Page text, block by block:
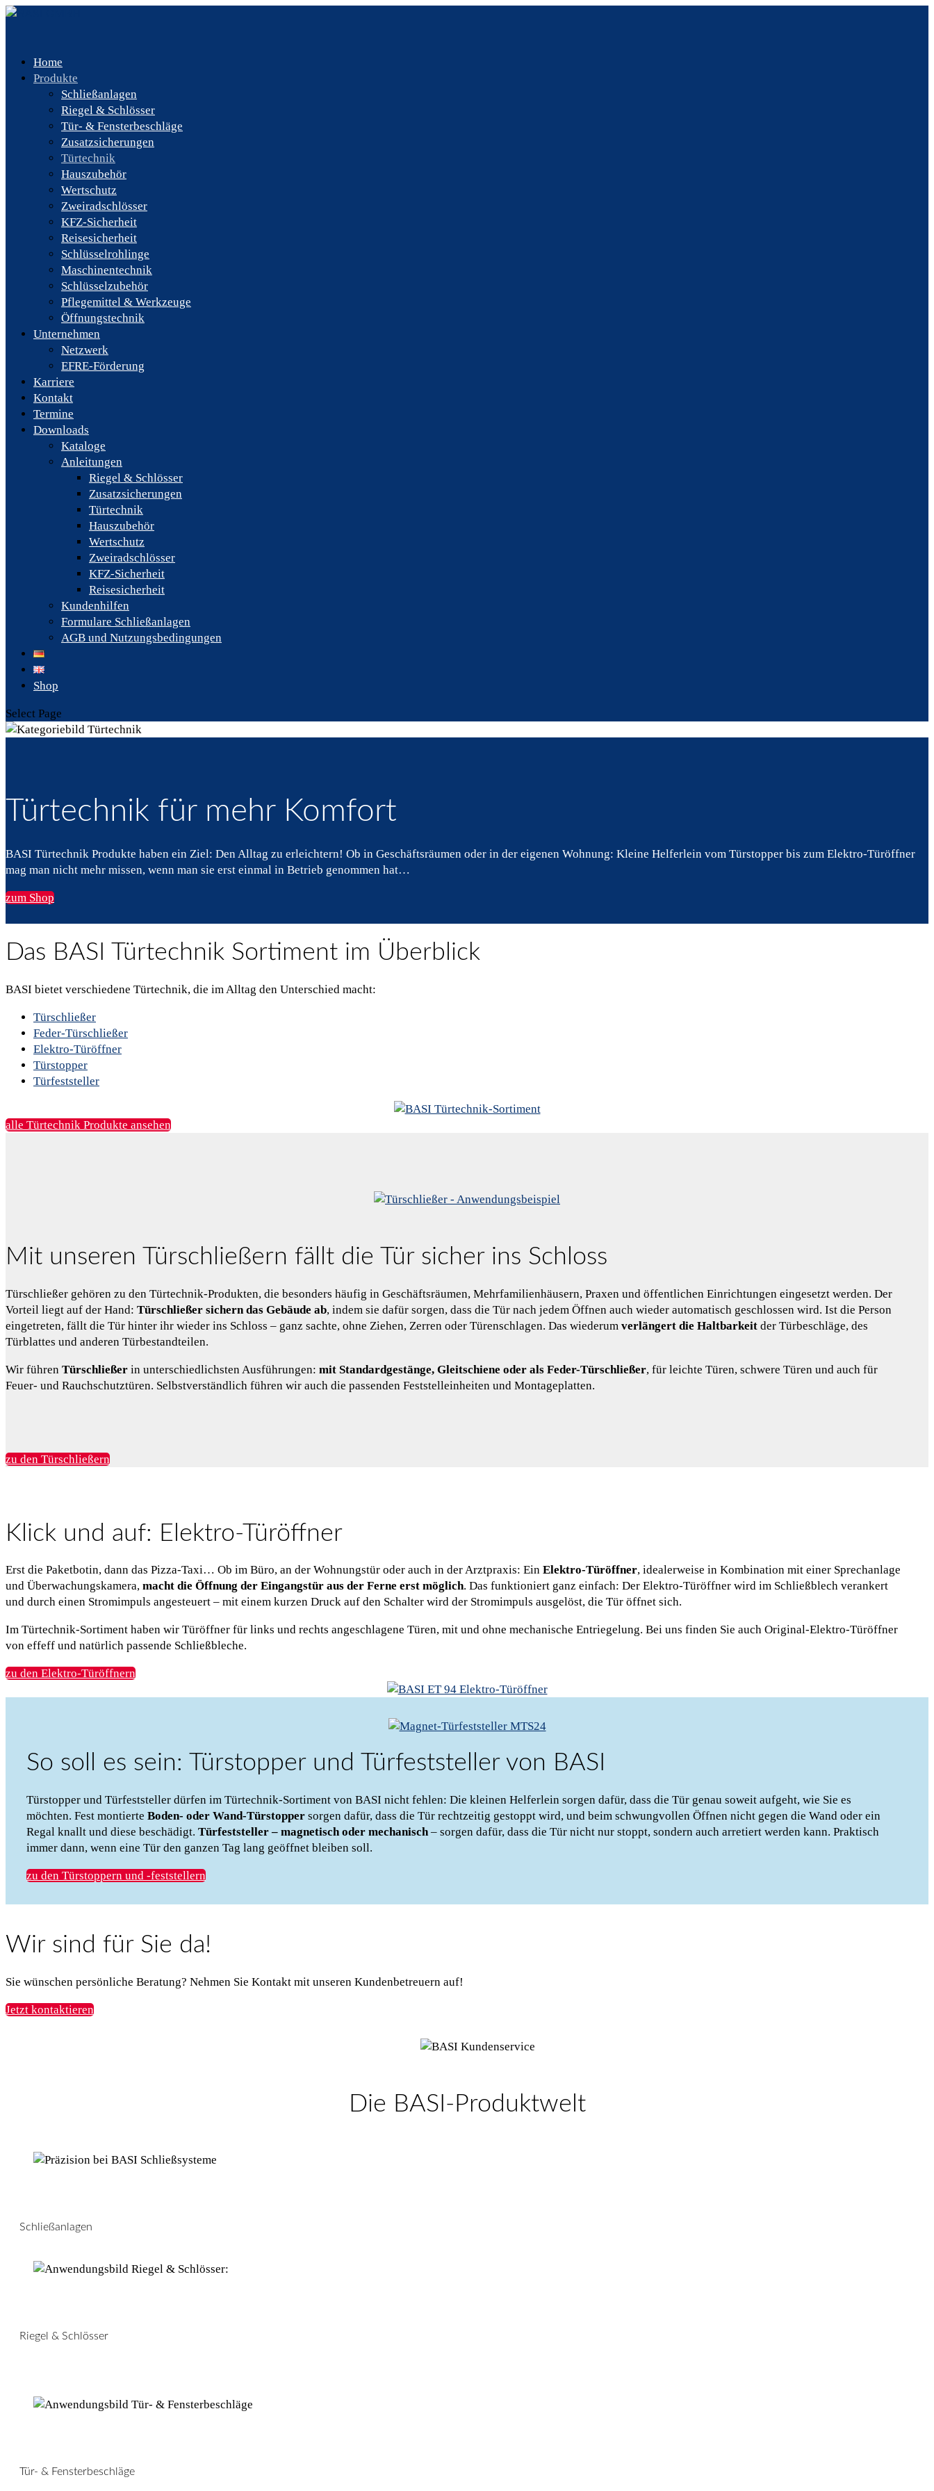
Home
Produkte
Schließanlagen
Riegel & Schlösser
Tür- & Fensterbeschläge
Zusatzsicherungen
Türtechnik
Hauszubehör
Wertschutz
Zweiradschlösser
KFZ-Sicherheit
Reisesicherheit
Schlüsselrohlinge
Maschinentechnik
Schlüsselzubehör
Pflegemittel & Werkzeuge
Öffnungstechnik
Unternehmen
Netzwerk
EFRE-Förderung
Karriere
Kontakt
Termine
Downloads
Kataloge
Anleitungen
Riegel & Schlösser
Zusatzsicherungen
Türtechnik
Hauszubehör
Wertschutz
Zweiradschlösser
KFZ-Sicherheit
Reisesicherheit
Kundenhilfen
Formulare Schließanlagen
AGB und Nutzungsbedingungen
Shop
Select Page
Türtechnik für mehr Komfort
BASI Türtechnik Produkte haben ein Ziel: Den Alltag zu erleichtern! Ob in Geschäftsräumen oder in der eigenen Wohnung: Kleine Helferlein vom Türstopper bis zum Elektro-Türöffner
mag man nicht mehr missen, wenn man sie erst einmal in Betrieb genommen hat…
zum Shop
Das BASI Türtechnik Sortiment im Überblick
BASI bietet verschiedene Türtechnik, die im Alltag den Unterschied macht:
Türschließer
Feder-Türschließer
Elektro-Türöffner
Türstopper
Türfeststeller
alle Türtechnik Produkte ansehen
Mit unseren Türschließern fällt die Tür sicher ins Schloss
Türschließer gehören zu den Türtechnik-Produkten, die besonders häufig in Geschäftsräumen, Mehrfamilienhäusern, Praxen und öffentlichen Einrichtungen eingesetzt werden. Der
Vorteil liegt auf der Hand: Türschließer sichern das Gebäude ab, indem sie dafür sorgen, dass die Tür nach jedem Öffnen auch wieder automatisch geschlossen wird. Ist die Person
eingetreten, fällt die Tür hinter ihr wieder ins Schloss – ganz sachte, ohne Ziehen, Zerren oder Türenschlagen. Das wiederum verlängert die Haltbarkeit der Türbeschläge, des
Türblattes und anderen Türbestandteilen.
Wir führen Türschließer in unterschiedlichsten Ausführungen: mit Standardgestänge, Gleitschiene oder als Feder-Türschließer, für leichte Türen, schwere Türen und auch für
Feuer- und Rauchschutztüren. Selbstverständlich führen wir auch die passenden Feststelleinheiten und Montageplatten.
zu den Türschließern
Klick und auf: Elektro-Türöffner
Erst die Paketbotin, dann das Pizza-Taxi… Ob im Büro, an der Wohnungstür oder auch in der Arztpraxis: Ein Elektro-Türöffner, idealerweise in Kombination mit einer Sprechanlage
und Überwachungskamera, macht die Öffnung der Eingangstür aus der Ferne erst möglich. Das funktioniert ganz einfach: Der Elektro-Türöffner wird im Schließblech verankert
und durch einen Stromimpuls angesteuert – mit einem kurzen Druck auf den Schalter wird der Stromimpuls ausgelöst, die Tür öffnet sich.
Im Türtechnik-Sortiment haben wir Türöffner für links und rechts angeschlagene Türen, mit und ohne mechanische Entriegelung. Bei uns finden Sie auch Original-Elektro-Türöffner
von effeff und natürlich passende Schließbleche.
zu den Elektro-Türöffnern
So soll es sein: Türstopper und Türfeststeller von BASI
Türstopper und Türfeststeller dürfen im Türtechnik-Sortiment von BASI nicht fehlen: Die kleinen Helferlein sorgen dafür, dass die Tür genau soweit aufgeht, wie Sie es
möchten. Fest montierte Boden- oder Wand-Türstopper sorgen dafür, dass die Tür rechtzeitig gestoppt wird, und beim schwungvollen Öffnen nicht gegen die Wand oder ein
Regal knallt und diese beschädigt. Türfeststeller – magnetisch oder mechanisch– sorgen dafür, dass die Tür nicht nur stoppt, sondern auch arretiert werden kann. Praktisch
immer dann, wenn eine Tür den ganzen Tag lang geöffnet bleiben soll.
zu den Türstoppern und -feststellern
Wir sind für Sie da!
Sie wünschen persönliche Beratung? Nehmen Sie Kontakt mit unseren Kundenbetreuern auf!
Jetzt kontaktieren
Die BASI-Produktwelt
Schließanlagen
Riegel & Schlösser
Tür- & Fensterbeschläge